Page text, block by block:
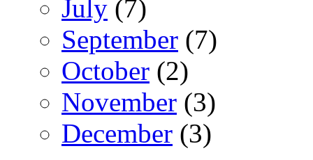
July (7)
September (7)
October (2)
November (3)
December (3)